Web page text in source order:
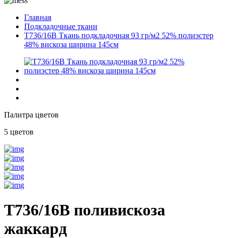
Главная
Подкладочные ткани
T736/16B Ткань подкладочная 93 гр/м2 52% полиэстер
48% вискоза ширина 145см
Палитра цветов
5 цветов
T736/16B поливискоза
жаккард